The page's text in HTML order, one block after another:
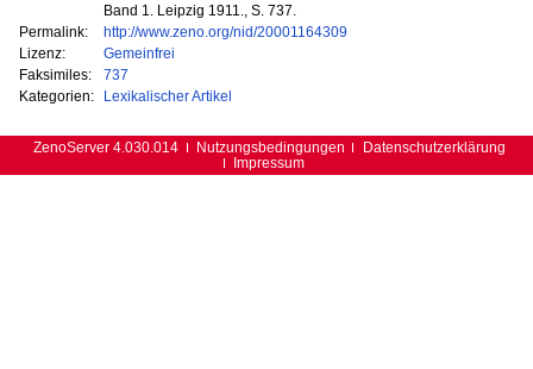
Band 1. Leipzig 1911., S. 737.
Permalink:
http://www.zeno.org/nid/20001164309
Lizenz:
Gemeinfrei
Faksimiles:
737
Kategorien:
Lexikalischer Artikel
ZenoServer 4.030.014 Nutzungsbedingungen
Datenschutzerklärung
Impressum